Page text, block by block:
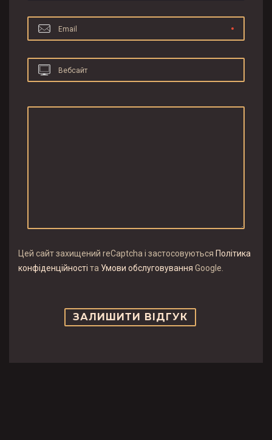
Email
Вебсайт
Цей сайт захищений reCaptcha і застосовуються Політика
конфіденційності та Умови обслуговування Google.